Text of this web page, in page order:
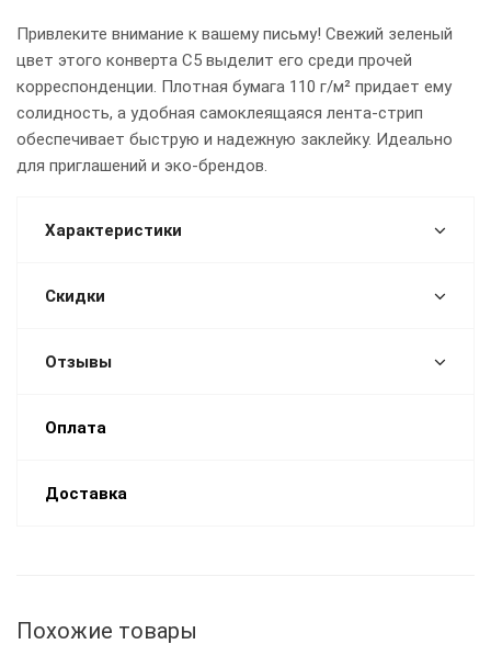
Привлеките внимание к вашему письму! Свежий зеленый
цвет этого конверта С5 выделит его среди прочей
корреспонденции. Плотная бумага 110 г/м² придает ему
солидность, а удобная самоклеящаяся лента-стрип
обеспечивает быструю и надежную заклейку. Идеально
для приглашений и эко-брендов.
Характеристики
Скидки
Отзывы
Оплата
Доставка
Похожие товары